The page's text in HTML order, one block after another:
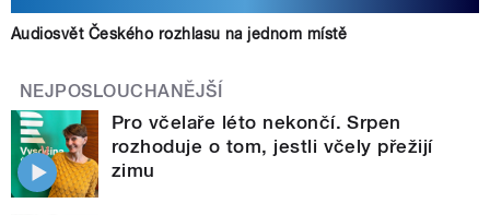
Audiosvět Českého rozhlasu na jednom místě
NEJPOSLOUCHANĚJŠÍ
Pro včelaře léto nekončí. Srpen
rozhoduje o tom, jestli včely přežijí
zimu